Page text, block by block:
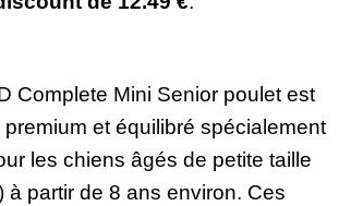
Complete Mini Senior poulet est
et équilibré spécialement
les chiens âgés de petite taille
à partir de 8 ans environ. Ces